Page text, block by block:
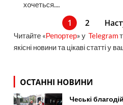
хочеться....
1 2
Читайте «Репортер» у Telegram
якісні новини та цікаві статті у
ОСТАННІ НОВИНИ
Чеські